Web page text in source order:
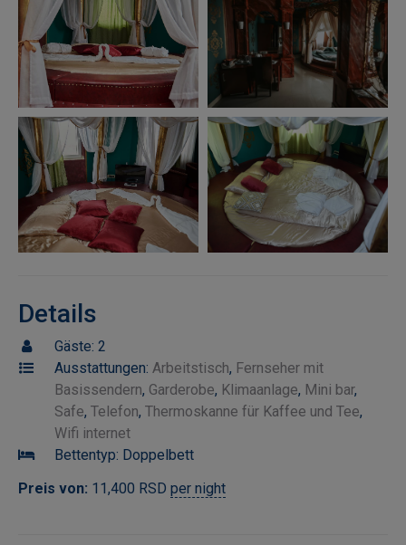
Details
Gäste: 2
Ausstattungen: Arbeitstisch, Fernseher mit
Basissendern, Garderobe, Klimaanlage, Mini bar,
Safe, Telefon, Thermoskanne für Kaffee und Tee,
Wifi internet
Bettentyp: Doppelbett
Preis von: 11,400 RSD per night